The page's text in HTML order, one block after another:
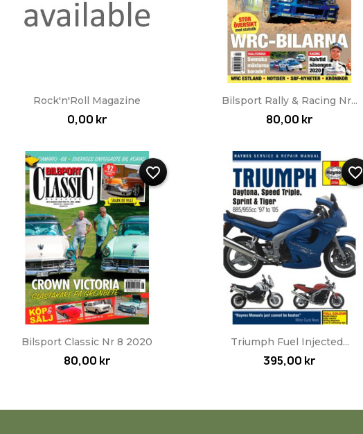
Snabbvy
Rock'n'Roll Magazine
0,00 kr
Snabbvy
Bilsport Rally & Racing Nr...
80,00 kr
Snabbvy
Bilsport Classic Nr 8 2020
80,00 kr
favorite_border
 Snabbvy
Triumph Fuel Injected...
395,00 kr
favorite_border